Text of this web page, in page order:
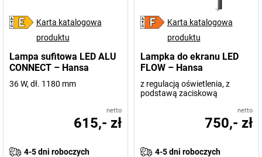
Karta katalogowa
produktu
Lampa sufitowa LED ALU
CONNECT – Hansa
36 W, dł. 1180 mm
netto
615,- zł
4-5 dni roboczych
Karta katalogowa
produktu
Lampka do ekranu LED
FLOW – Hansa
z regulacją oświetlenia, z
podstawą zaciskową
netto
750,- zł
4-5 dni roboczych